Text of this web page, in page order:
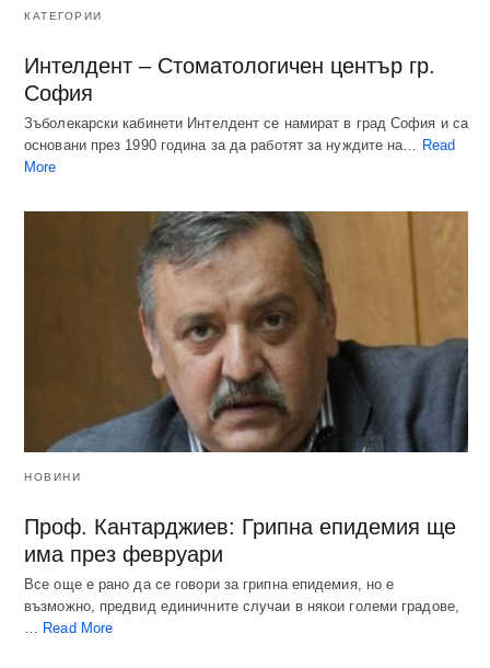
КАТЕГОРИИ
Интелдент – Стоматологичен център гр.
София
Зъболекарски кабинети Интелдент се намират в град София и са
основани през 1990 година за да работят за нуждите на… Read
More
НОВИНИ
Проф. Кантарджиев: Грипна епидемия ще
има през февруари
Все още е рано да се говори за грипна епидемия, но е
възможно, предвид единичните случаи в някои големи градове,
… Read More